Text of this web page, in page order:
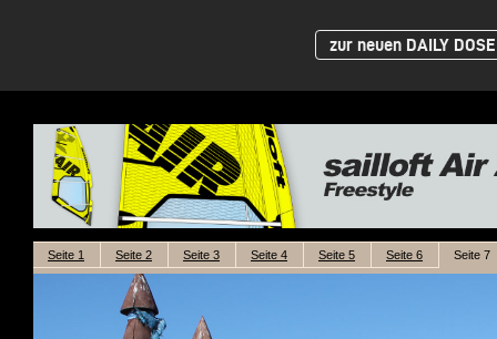
zur neuen DAILY
Seite 1 Seite 2 Seite 3 Seite 4 Seite 5 Seite 6 Seite 7